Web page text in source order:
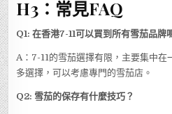
H3：常見FAQ
Q1: 在香港7-11可以買到所有雪茄品牌
A：7-11的雪茄選擇有限，主要集中在
多選擇，可以考慮專門的雪茄店。
Q2: 雪茄的保存有什麼技巧？